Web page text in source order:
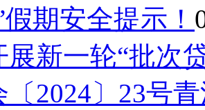
期安全提示！
展新一轮“批次
〔2024〕23号